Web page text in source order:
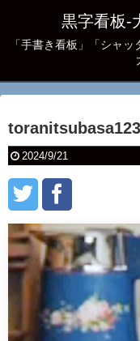
黒字看板‐
「手書き看板」「シャ
2024/9/21